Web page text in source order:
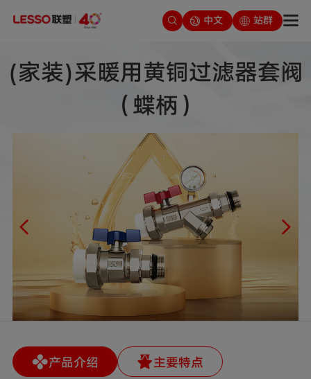
中文 站群
(家装)采暖用黄铜过滤器套阀
（蝶柄）
产品介绍 主要特点